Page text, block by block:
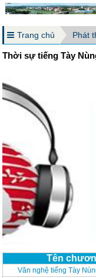
Trang chủ Phát
Thời sự tiếng Tày
Tên
Văn nghệ tiếng Tày